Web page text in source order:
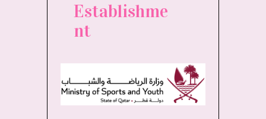
Establishme
nt